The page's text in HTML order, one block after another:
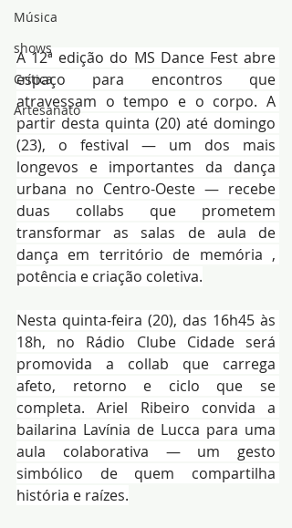
Música
shows
Crítica
Artesanato
A 12ª edição do MS Dance Fest abre
espaço para encontros que
atravessam o tempo e o corpo. A
partir desta quinta (20) até domingo
(23), o festival — um dos mais
longevos e importantes da dança
urbana no Centro-Oeste — recebe
duas collabs que prometem
transformar as salas de aula de
dança em território de memória ,
potência e criação coletiva.
Nesta quinta-feira (20), das 16h45 às
18h, no Rádio Clube Cidade será
promovida a collab que carrega
afeto, retorno e ciclo que se
completa. Ariel Ribeiro convida a
bailarina Lavínia de Lucca para uma
aula colaborativa — um gesto
simbólico de quem compartilha
história e raízes.